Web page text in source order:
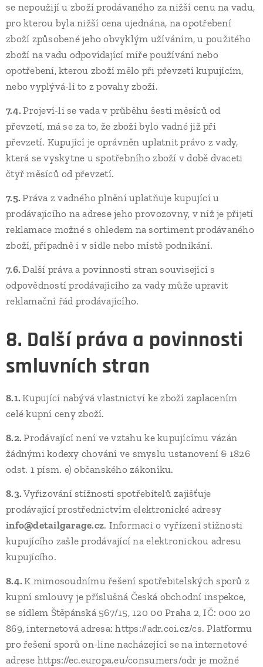
se nepoužijí u zboží prodávaného za nižší cenu na vadu,
pro kterou byla nižší cena ujednána, na opotřebení
zboží způsobené jeho obvyklým užíváním, u použitého
zboží na vadu odpovídající míře používání nebo
opotřebení, kterou zboží mělo při převzetí kupujícím,
nebo vyplývá-li to z povahy zboží.
7.4.Projeví-li se vada v průběhu šesti měsíců od
převzetí, má se za to, že zboží bylo vadné již při
převzetí. Kupující je oprávněn uplatnit právo z vady,
která se vyskytne u spotřebního zboží v době dvaceti
čtyř měsíců od převzetí.
7.5.Práva z vadného plnění uplatňuje kupující u
prodávajícího na adrese jeho provozovny, v níž je přijetí
reklamace možné s ohledem na sortiment prodávaného
zboží, případně i v sídle nebo místě podnikání.
7.6.Další práva a povinnosti stran související s
odpovědností prodávajícího za vady může upravit
reklamační řád prodávajícího.
8. Další práva a povinnosti
smluvních stran
8.1.Kupující nabývá vlastnictví ke zboží zaplacením
celé kupní ceny zboží.
8.2.Prodávající není ve vztahu ke kupujícímu vázán
žádnými kodexy chování ve smyslu ustanovení § 1826
odst. 1 písm. e) občanského zákoníku.
8.3.Vyřizování stížností spotřebitelů zajišťuje
prodávající prostřednictvím elektronické adresy
info@detailgarage.cz. Informaci o vyřízení stížnosti
kupujícího zašle prodávající na elektronickou adresu
kupujícího.
8.4.K mimosoudnímu řešení spotřebitelských sporů z
kupní smlouvy je příslušná Česká obchodní inspekce,
se sídlem Štěpánská 567/15, 120 00 Praha 2, IČ: 000 20
869, internetová adresa: https://adr.coi.cz/cs. Platformu
pro řešení sporů on-line nacházející se na internetové
adrese https://ec.europa.eu/consumers/odr je možné